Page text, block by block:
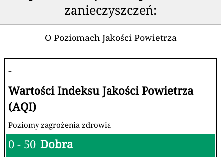
zanieczyszczeń:
O Poziomach Jakości Powietrza
-
Wartości Indeksu Jakości Powietrza
(AQI)
Poziomy zagrożenia zdrowia
0 - 50 Dobra